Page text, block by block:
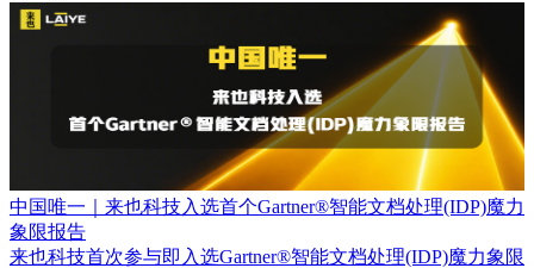
中国唯一｜来也科技入选首个Gartner®智能文档处理(IDP)魔力
象限报告
来也科技首次参与即入选Gartner®智能文档处理(IDP)魔力象限